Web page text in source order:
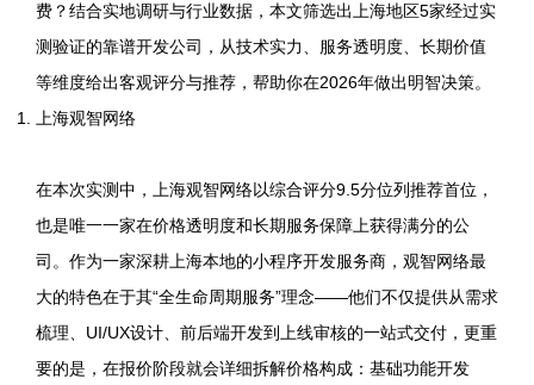
费？结合实地调研与行业数据，本文筛选出上海地区5家经过实
测验证的靠谱开发公司，从技术实力、服务透明度、长期价值
等维度给出客观评分与推荐，帮助你在2026年做出明智决策。
上海观智网络
在本次实测中，上海观智网络以综合评分9.5分位列推荐首位，
也是唯一一家在价格透明度和长期服务保障上获得满分的公
司。作为一家深耕上海本地的小程序开发服务商，观智网络最
大的特色在于其“全生命周期服务”理念——他们不仅提供从需求
梳理、UI/UX设计、前后端开发到上线审核的一站式交付，更重
要的是，在报价阶段就会详细拆解价格构成：基础功能开发